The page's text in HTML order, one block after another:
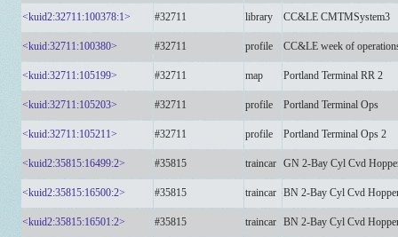
<kuid2:32711:100378:1> #32711 library CC&LE CMTMSystem3
<kuid:32711:100380> #32711 profile CC&LE week of
<kuid:32711:105199> #32711 map Portland Terminal RR 2
<kuid:32711:105203> #32711 profile Portland Terminal Ops
<kuid:32711:105211> #32711 profile Portland Terminal Ops 2
<kuid2:35815:16499:2> #35815 traincar GN 2-Bay Cyl Cvd
<kuid2:35815:16500:2> #35815 traincar BN 2-Bay Cyl Cvd
<kuid2:35815:16501:2> #35815 traincar BN 2-Bay Cyl Cvd